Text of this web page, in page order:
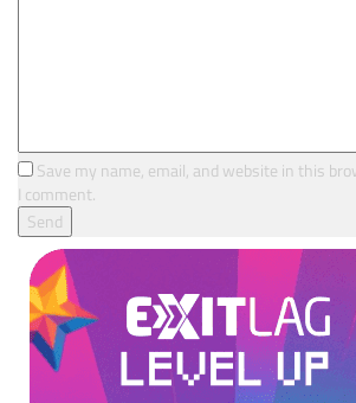
Save my name, email, and website in this
I comment.